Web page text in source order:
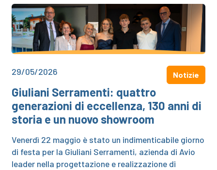
29/05/2026 Notizie
Giuliani Serramenti: quattro
generazioni di eccellenza, 130 anni di
storia e un nuovo showroom
Venerdì 22 maggio è stato un indimenticabile giorno
di festa per la Giuliani Serramenti, azienda di Avio
leader nella progettazione e realizzazione di